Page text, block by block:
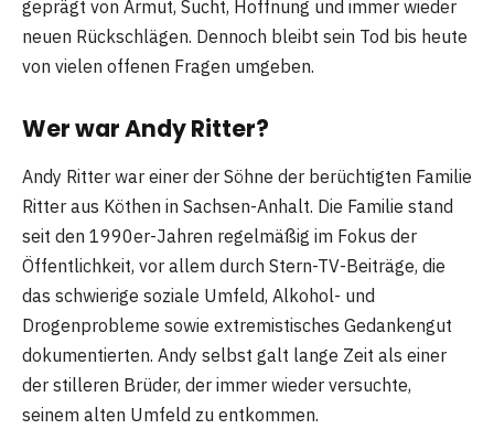
geprägt von Armut, Sucht, Hoffnung und immer wieder
neuen Rückschlägen. Dennoch bleibt sein Tod bis heute
von vielen offenen Fragen umgeben.
Wer war Andy Ritter?
Andy Ritter war einer der Söhne der berüchtigten Familie
Ritter aus Köthen in Sachsen-Anhalt. Die Familie stand
seit den 1990er-Jahren regelmäßig im Fokus der
Öffentlichkeit, vor allem durch Stern-TV-Beiträge, die
das schwierige soziale Umfeld, Alkohol- und
Drogenprobleme sowie extremistisches Gedankengut
dokumentierten. Andy selbst galt lange Zeit als einer
der stilleren Brüder, der immer wieder versuchte,
seinem alten Umfeld zu entkommen.